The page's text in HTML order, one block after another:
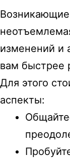
изменений и
вам быстрее
Для этого
аспекты: